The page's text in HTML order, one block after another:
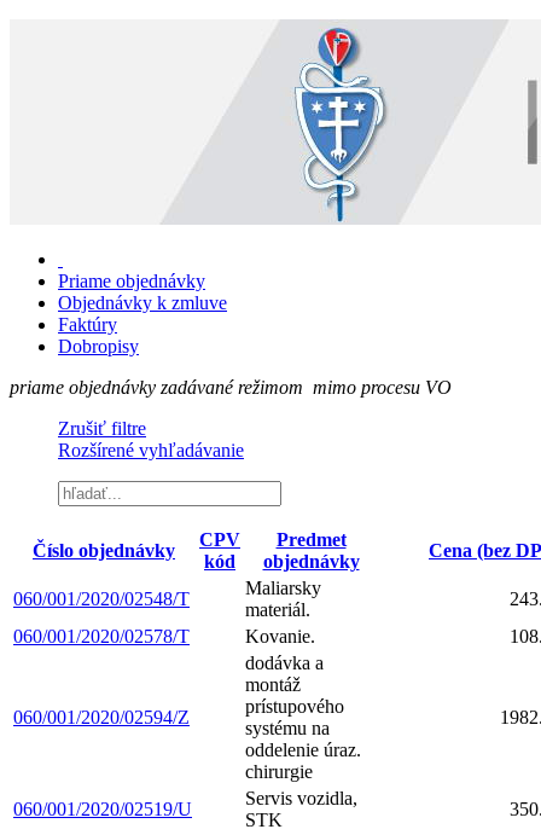
Priame objednávky
Objednávky k zmluve
Faktúry
Dobropisy
priame objednávky zadávané režimom mimo procesu VO
Zrušiť filtre
Rozšírené vyhľadávanie
Číslo objednávky
CPV
kód
Predmet
objednávky
Cena (bez
060/001/2020/02548/T
Maliarsky
materiál.
060/001/2020/02578/T
Kovanie.
060/001/2020/02594/Z
dodávka a
montáž
prístupového
systému na
oddelenie úraz.
chirurgie
060/001/2020/02519/U
Servis vozidla,
STK